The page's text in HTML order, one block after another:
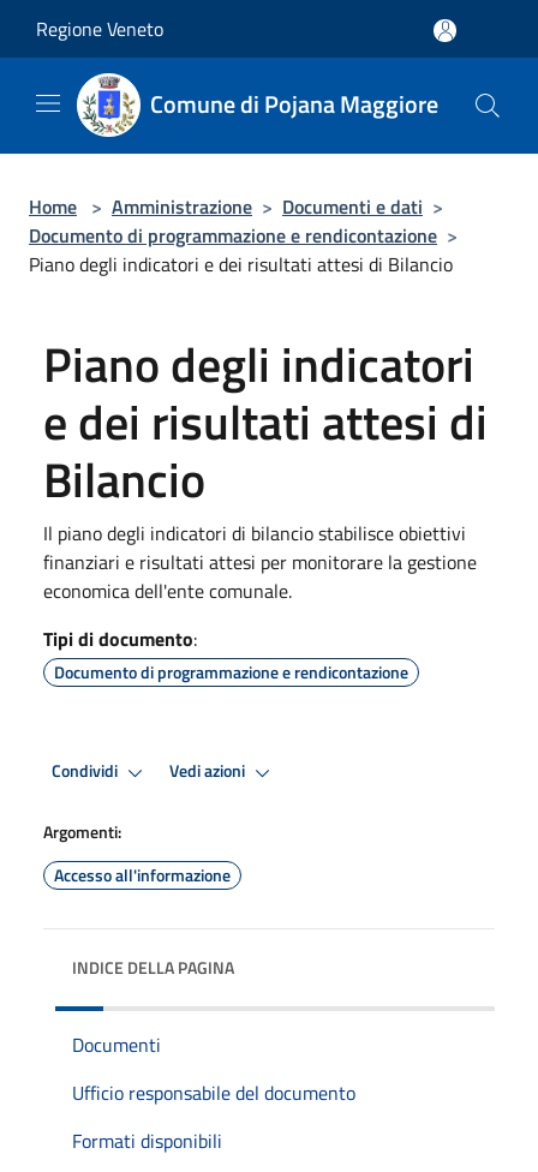
Regione Veneto
Comune di Pojana Maggiore
Home > Amministrazione > Documenti e dati >
Documento di programmazione e rendicontazione >
Piano degli indicatori e dei risultati attesi di Bilancio
Piano degli indicatori
e dei risultati attesi di
Bilancio
Il piano degli indicatori di bilancio stabilisce obiettivi
finanziari e risultati attesi per monitorare la gestione
economica dell'ente comunale.
Tipi di documento:
Documento di programmazione e rendicontazione
Condividi Vedi azioni
Argomenti:
Accesso all'informazione
INDICE DELLA PAGINA
Documenti
Ufficio responsabile del documento
Formati disponibili